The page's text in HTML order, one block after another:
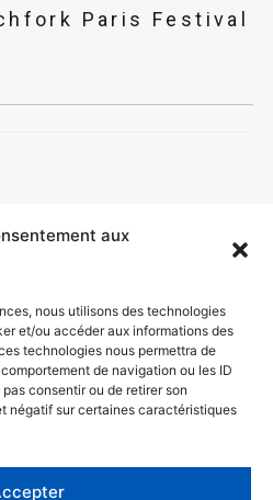
aux
nous utilisons des technologies
et/ou accéder aux informations des
technologies nous permettra de
de navigation ou les ID
consentir ou de retirer son
négatif sur certaines caractéristiques
Paris Festival